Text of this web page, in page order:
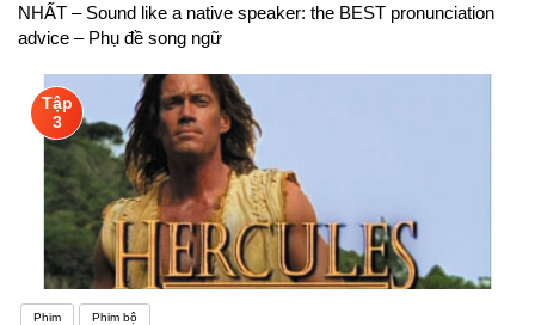
NHẤT – Sound like a native speaker: the BEST pronunciation
advice – Phụ đề song ngữ
Tập
3
Phim Phim bộ